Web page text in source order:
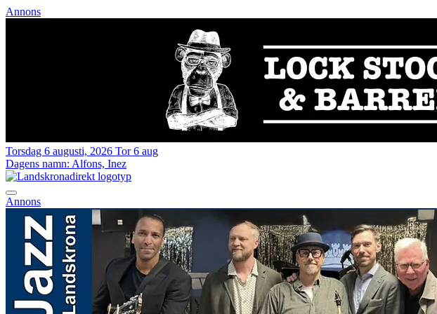
Annons
Torsdag 6 augusti, 2026 Tor 6 aug
Dagens namn: Alfons, Inez
Annons